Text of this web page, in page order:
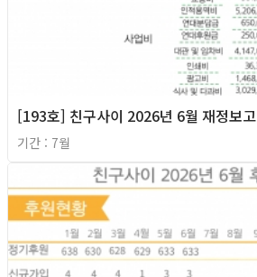
[193호] 친구사이 2026년 6월 재정보고
기간 : 7월